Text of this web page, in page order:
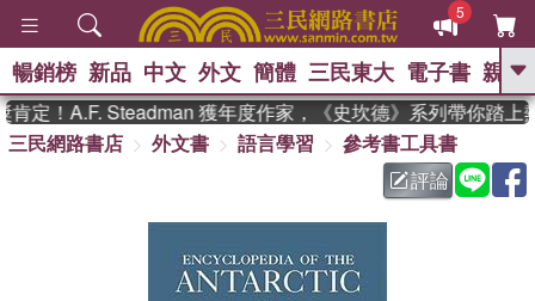
5
GO
熱搜： 東野圭吾 、 高希均教授回憶錄
父親節 、 如果歷
暑期推薦 、 國際布克
獎 臺灣漫遊錄 、 方念華
偉大的迷走神經
暢銷榜 新品 中文 外文 簡體 三民東大 電子書 親子
定！A.F. Steadman 獲年度作家，《史坎德》系列帶你踏上熱
三民網路書店
外文書 語言學習
參考書工具書
評論